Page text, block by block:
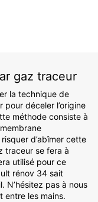
gaz traceur
la technique de
déceler l’origine
méthode consiste à
d’abîmer cette
traceur se fera à
utilisé pour ce
rénov 34 sait
N’hésitez pas à nous
entre les mains.